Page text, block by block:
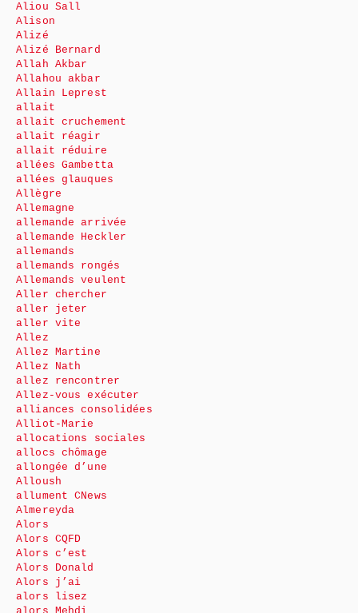
Aliou Sall
Alison
Alizé
Alizé Bernard
Allah Akbar
Allahou akbar
Allain Leprest
allait
allait cruchement
allait réagir
allait réduire
allées Gambetta
allées glauques
Allègre
Allemagne
allemande arrivée
allemande Heckler
allemands
allemands rongés
Allemands veulent
Aller chercher
aller jeter
aller vite
Allez
Allez Martine
Allez Nath
allez rencontrer
Allez-vous exécuter
alliances consolidées
Alliot-Marie
allocations sociales
allocs chômage
allongée d’une
Alloush
allument CNews
Almereyda
Alors
Alors CQFD
Alors c’est
Alors Donald
Alors j’ai
alors lisez